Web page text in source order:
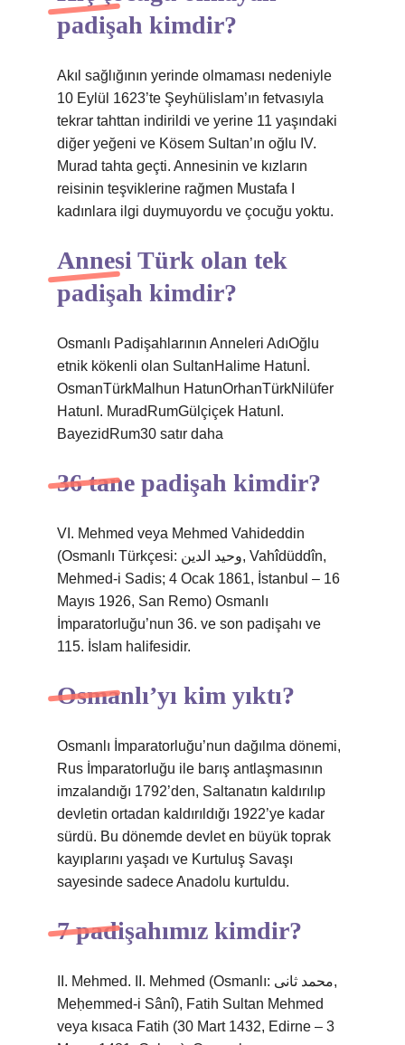
padişah kimdir?
Akıl sağlığının yerinde olmaması nedeniyle
10 Eylül 1623’te Şeyhülislam’ın fetvasıyla
tekrar tahttan indirildi ve yerine 11 yaşındaki
diğer yeğeni ve Kösem Sultan’ın oğlu IV.
Murad tahta geçti. Annesinin ve kızların
reisinin teşviklerine rağmen Mustafa I
kadınlara ilgi duymuyordu ve çocuğu yoktu.
Annesi Türk olan tek
padişah kimdir?
Osmanlı Padişahlarının Anneleri AdıOğlu
etnik kökenli olan SultanHalime Hatunİ.
OsmanTürkMalhun HatunOrhanTürkNilüfer
HatunI. MuradRumGülçiçek HatunI.
BayezidRum30 satır daha
36 tane padişah kimdir?
VI. Mehmed veya Mehmed Vahideddin
(Osmanlı Türkçesi: وحيد الدين, Vahîdüddîn,
Mehmed-i Sadis; 4 Ocak 1861, İstanbul – 16
Mayıs 1926, San Remo) Osmanlı
İmparatorluğu’nun 36. ve son padişahı ve
115. İslam halifesidir.
Osmanlı’yı kim yıktı?
Osmanlı İmparatorluğu’nun dağılma dönemi,
Rus İmparatorluğu ile barış antlaşmasının
imzalandığı 1792’den, Saltanatın kaldırılıp
devletin ortadan kaldırıldığı 1922’ye kadar
sürdü. Bu dönemde devlet en büyük toprak
kayıplarını yaşadı ve Kurtuluş Savaşı
sayesinde sadece Anadolu kurtuldu.
7 padişahımız kimdir?
II. Mehmed. II. Mehmed (Osmanlı: محمد ثانى,
Meḥemmed-i Sânî), Fatih Sultan Mehmed
veya kısaca Fatih (30 Mart 1432, Edirne – 3